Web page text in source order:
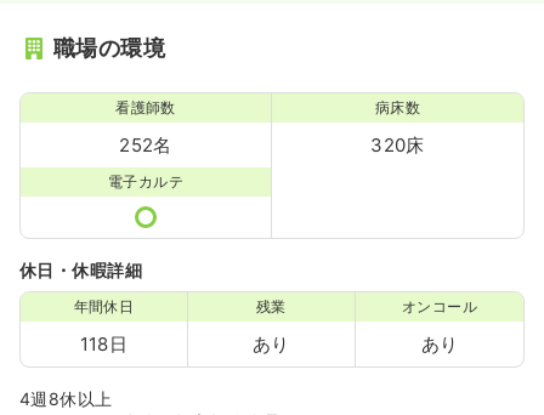
職場の環境
看護師数
252名
病床数
320床
電子カルテ
休日・休暇詳細
年間休日
118日
残業
あり
オンコール
あり
4週8休以上